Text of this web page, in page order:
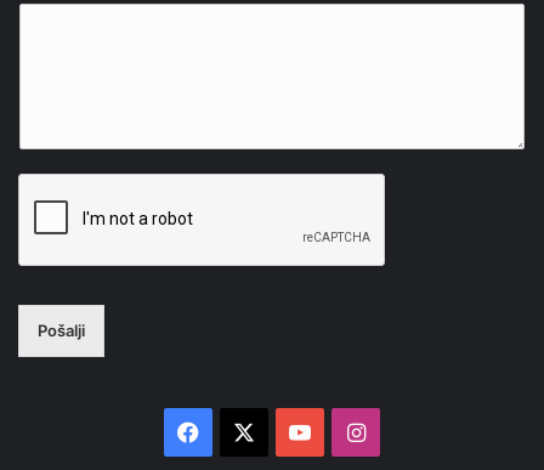
Pošalji
Facebook YouTubeInstagram